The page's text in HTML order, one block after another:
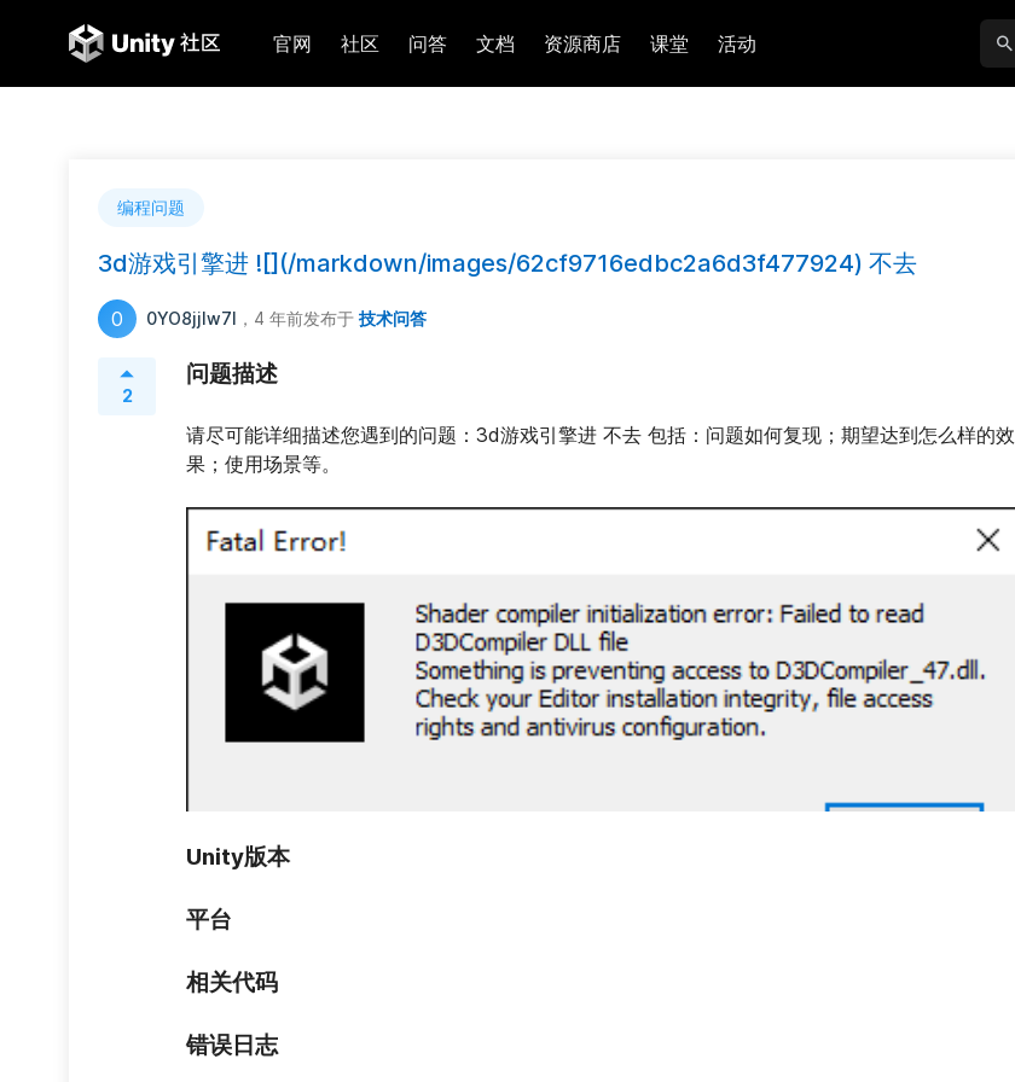
官网 社区 问答 文档 资源商店 课堂 活动
编程问题
3d游戏引擎进 ![](/markdown/images/62cf9716edbc2a6d3f477924) 不去
0 0YO8jjlw7I ，4 年前发布于 技术问答
2
问题描述
请尽可能详细描述您遇到的问题：3d游戏引擎进 不去 包括：问题如何复现；期望达到怎么样的效
果；使用场景等。
Unity版本
平台
相关代码
错误日志